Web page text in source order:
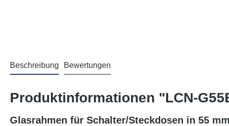
Beschreibung Bewertungen
Produktinformationen "LCN-
Glasrahmen für Schalter/Steckdosen in 55